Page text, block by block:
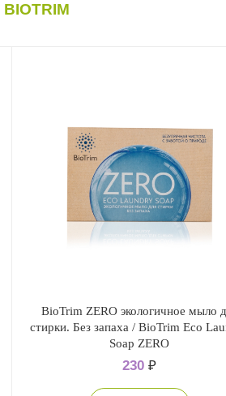
BIOTRIM
BioTrim ZERO экологичное мыло
стирки. Без запаха / BioTrim Eco
Soap ZERO
230 ₽